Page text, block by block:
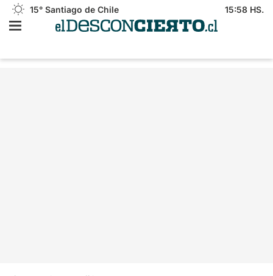
15° Santiago de Chile 15:58 HS.